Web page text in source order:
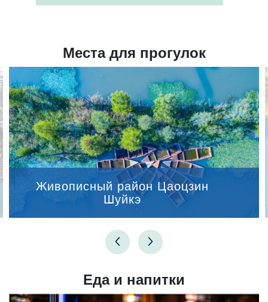
Места для прогулок
Живописный район Цаоцзин
Шуйкэ
Еда и напитки